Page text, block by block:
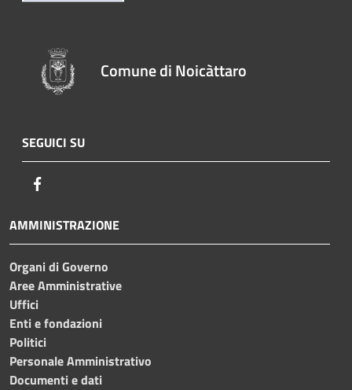
Comune di Noicàttaro
SEGUICI SU
AMMINISTRAZIONE
Organi di Governo
Aree Amministrative
Uffici
Enti e fondazioni
Politici
Personale Amministrativo
Documenti e dati